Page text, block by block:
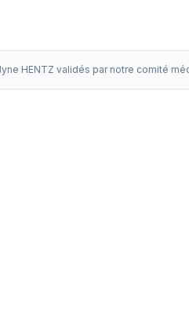
HENTZ validés par notre comité